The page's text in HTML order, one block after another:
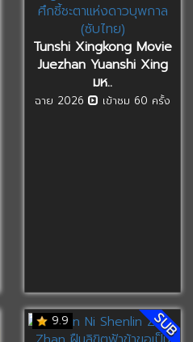
Tunshi Xingkong Movie
Juezhan Yuanshi Xing
มห..
ฉาย 2026 เข้าชม 60 ครั้ง
9.9 SUB